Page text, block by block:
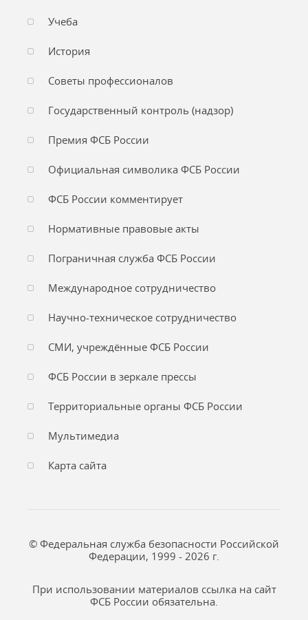
Учеба
История
Советы профессионалов
Государственный контроль (надзор)
Премия ФСБ России
Официальная символика ФСБ России
ФСБ России комментирует
Нормативные правовые акты
Пограничная служба ФСБ России
Международное сотрудничество
Научно-техническое сотрудничество
СМИ, учреждённые ФСБ России
ФСБ России в зеркале прессы
Территориальные органы ФСБ России
Мультимедиа
Карта сайта
© Федеральная служба безопасности Российской
Федерации, 1999 - 2026 г.
При использовании материалов ссылка на сайт
ФСБ России обязательна.